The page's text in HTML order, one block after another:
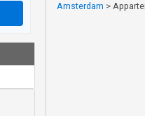
Amsterdam >